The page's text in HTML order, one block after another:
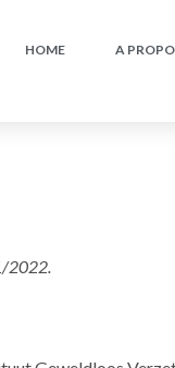
HOME A
2022.